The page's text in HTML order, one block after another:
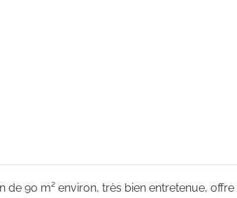
90 m² environ, très bien entretenue,